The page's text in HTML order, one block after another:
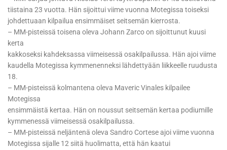
tiistaina 23 vuotta. Hän sijoittui viime vuonna Motegissa toiseksi
johdettuaan kilpailua ensimmäiset seitsemän kierrosta.
– MM-pisteissä toisena oleva Johann Zarco on sijoittunut kuusi
kerta
kakkoseksi kahdeksassa viimeisessä osakilpailussa. Hän ajoi viime
kaudella Motegissa kymmenenneksi lähdettyään liikkeelle ruudusta
18.
– MM-pisteissä kolmantena oleva Maveric Vinales kilpailee
Motegissa
ensimmäistä kertaa. Hän on noussut seitsemän kertaa podiumille
kymmenessä viimeisessä osakilpailussa.
– MM-pisteissä neljäntenä oleva Sandro Cortese ajoi viime vuonna
Motegissa sijalle 12 siitä huolimatta, että hän kaatui